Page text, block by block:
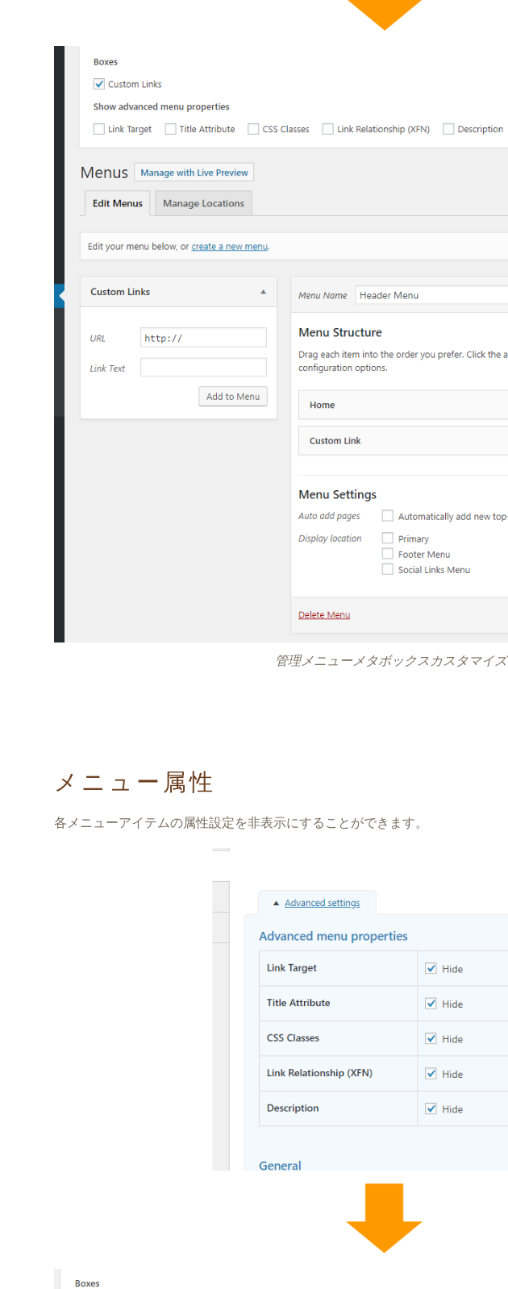
管理メニューメタボックスカスタマイズ
メニュー属性
各メニューアイテムの属性設定を非表示にすることができます。